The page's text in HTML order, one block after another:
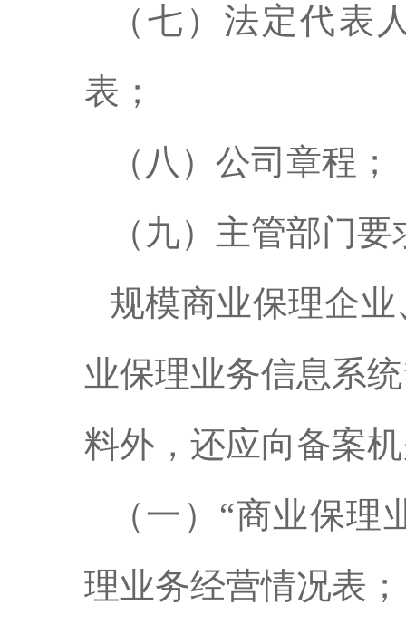
（七）法定代表
表；
（八）公司章程；
（九）主管部门
规模商业保理企
业保理业务信息系
料外，还应向备案
（一）“商业保
理业务经营情况表；